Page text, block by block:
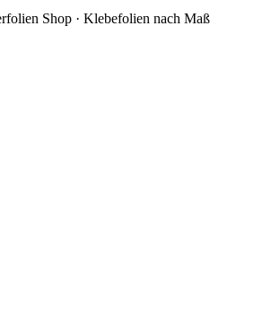
Shop · Klebefolien nach Maß